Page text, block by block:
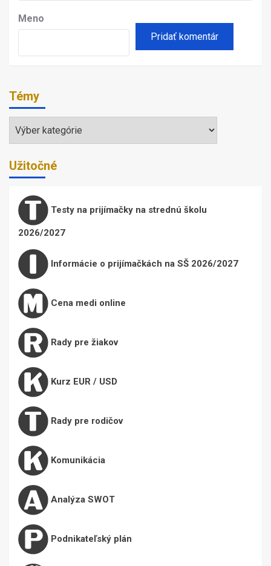
Meno
Témy
Témy
Užitočné
Testy na prijímačky na strednú školu
2026/2027
Informácie o prijímačkách na SŠ 2026/2027
Cena medi online
Rady pre žiakov
Kurz EUR / USD
Rady pre rodičov
Komunikácia
Analýza SWOT
Podnikateľský plán